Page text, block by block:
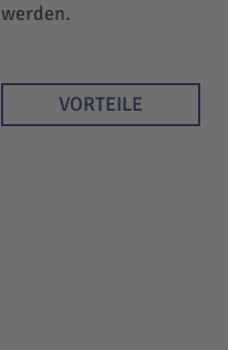
werden.
VORTEILE